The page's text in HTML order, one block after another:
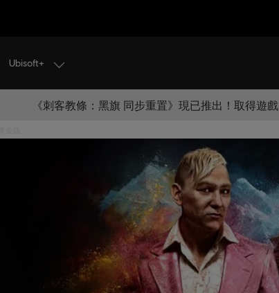
Ubisoft+
《刺客教條：黑旗 同步重置》現已推出！取得遊戲